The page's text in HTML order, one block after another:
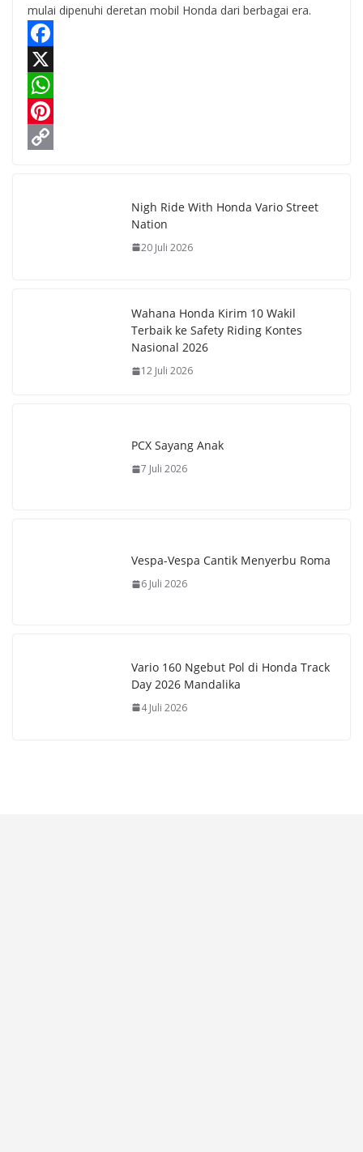
mulai dipenuhi deretan mobil Honda dari berbagai era.
F
a
c
e
X
W
hP
Nigh Ride With Honda Vario Street
Nation
20 Juli 2026
Wahana Honda Kirim 10 Wakil
Terbaik ke Safety Riding Kontes
Nasional 2026
12 Juli 2026
PCX Sayang Anak
7 Juli 2026
Vespa-Vespa Cantik Menyerbu Roma
6 Juli 2026
Vario 160 Ngebut Pol di Honda Track
Day 2026 Mandalika
4 Juli 2026